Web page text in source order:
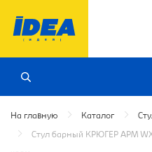
На главную Каталог
Стул барный КРЮГЕР АРМ